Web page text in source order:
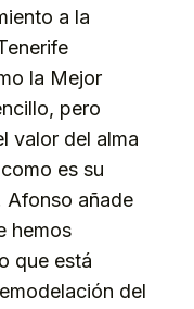
a la
la Mejor
pero
valor del alma
es su
Afonso añade
hemos
que está
del